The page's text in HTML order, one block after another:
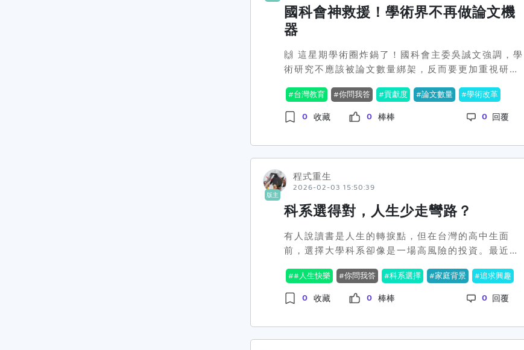
的支持，才能夠攀上一個又一個的學科高峰，證明自
己不輸給任何環境。「證照不僅是一紙證明，更是我
一位在餐飲界的小達人，更是將獎學金巧妙運用，報
名了各式競賽來提升自己的實戰經驗，把每一分錢都
花在刀刃上。她的成就讓在場的人們認識到，貧窮不
是不能翻身，只是困難需要更多勇氣與智慧去應對。
對社會大眾來說，家扶提供的獎學金不僅是一種經濟
福。而這些學子用他們的成就證明，只要給他們一個
機會，他們就能創造奇蹟。看了這麼感人的故事，不
免讓人想問：在台灣這個資源分配不均的社會，資源
是否應該更多地投注在有潛力但弱勢的孩子身上，讓
他們有能力改變自己的命運？#弱勢逆襲 #證照達人 #
家扶獎學金
國科會神救援！學術界不再做論文機
器
🙌 這星期學術圈炸鍋了！國科會主委吳誠文強調，學
術研究不應該被論文數量綁架，反而要更加重視研究
長會議」上拋出震撼彈，並且獲得教育部長鄭英耀的
聲援，他們都認為學術不應該淪為量化數字的奴
隸。 台灣過去看齊國際學術評比，量化指標成了學者
對社會有貢獻。這種情況下，學者們在立下雞毛當令
箭，更遑論能對實際問題有多少解決。大學之間也陷
入排名競賽，犧牲長遠的學術影響力。「追求質量、
鄭英耀的主張。 💥 這一波改革聲浪讓不少學者心有戚
科研成果的社會應用，不要再只做『象牙塔賽跑』。
有人說，如果學術可以解決產業問題，那才是真正的
貢獻！值得注意的是，有學界人士指出，目前多數升
等制度裡量化指標仍佔主流，未來若真如國科會所言
推行，執行層面的效果將成為考驗。想想看，教授們
還需要一段漫長的溝通與努力。 那麼問題來了，台灣
的學界能否撕下數字化、走向貢獻導向的創新之路
台灣教育 你問我答 貢獻度 論文數量 學術改革
0 收藏 0 棒棒 0 回覆
版主
程式重生
2026-02-03 15:50:39
科系選得對，人生少走彎路？
有人說讀書是人生的轉捩點，但在台灣的高中生面
前，選擇大學科系卻像是一場高風險的投資。最近網
引發了超熱烈的討論！🔥這位網友在Dcard上訴說他
的困惑，似乎不論選擇醫學、電資還是法律，大家出
社會後的生活都各有煩惱。這下子，不少人開始思
整篇討論的高潮在於，許多人認為「家庭背景」才是
#人生快樂 你問我答 科系選擇 家庭背景 追求興趣
0 收藏 0 棒棒 0 回覆